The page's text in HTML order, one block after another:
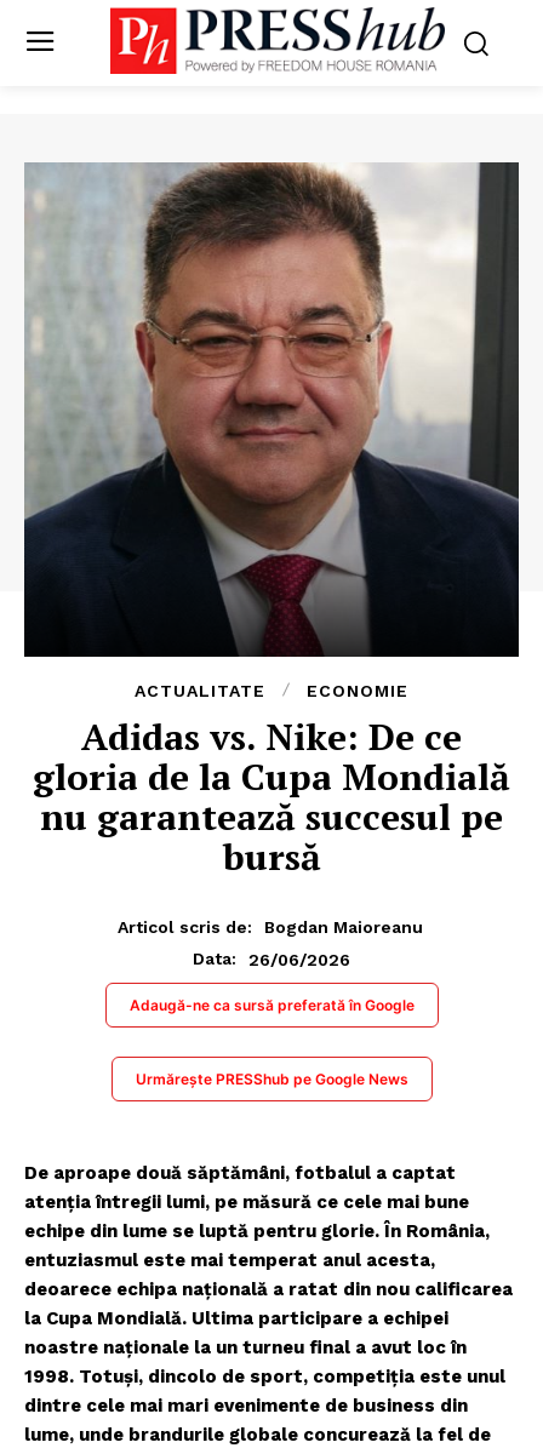
ACTUALITATE ECONOMIE
Adidas vs. Nike: De ce
gloria de la Cupa Mondială
nu garantează succesul pe
bursă
Articol scris de:
Bogdan Maioreanu
Data:
26/06/2026
Adaugă-ne ca sursă preferată în Google
Urmărește PRESShub pe Google News
De aproape două săptămâni, fotbalul a captat
atenția întregii lumi, pe măsură ce cele mai bune
echipe din lume se luptă pentru glorie. În România,
entuziasmul este mai temperat anul acesta,
deoarece echipa națională a ratat din nou calificarea
la Cupa Mondială. Ultima participare a echipei
noastre naționale la un turneu final a avut loc în
1998. Totuși, dincolo de sport, competiția este unul
dintre cele mai mari evenimente de business din
lume, unde brandurile globale concurează la fel de